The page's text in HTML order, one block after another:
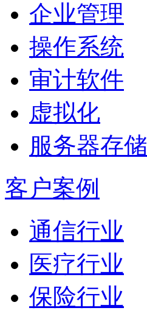
企业管理
操作系统
审计软件
虚拟化
服务器存储
客户案例
通信行业
医疗行业
保险行业